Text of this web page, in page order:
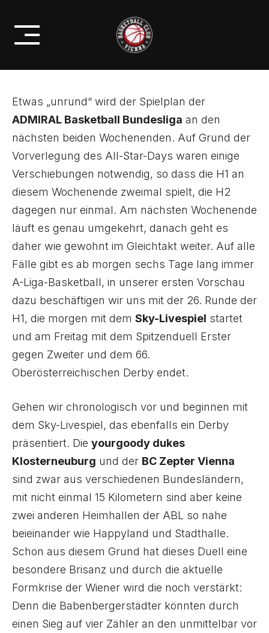
content
@KLOSTERNEUBURG LIVE AUF
SKY
Etwas „unrund“ wird der Spielplan der
ADMIRAL Basketball Bundesliga an den
nächsten beiden Wochenenden. Auf Grund der
Vorverlegung des All-Star-Days waren einige
Verschiebungen notwendig, so dass die H1 an
diesem Wochenende zweimal spielt, die H2
dagegen nur einmal. Am nächsten Wochenende
läuft es genau umgekehrt, danach geht es
daher wie gewohnt im Gleichtakt weiter. Auf alle
Fälle gibt es ab morgen sechs Tage lang immer
A-Liga-Basketball, in unserer ersten Vorschau
dazu beschäftigen wir uns mit der 26. Runde der
H1, die morgen mit dem Sky-Livespiel startet
und am Freitag mit dem Spitzenduell Erster
gegen Zweiter und dem 66.
Oberösterreichischen Derby endet.
Gehen wir chronologisch vor und beginnen mit
dem Sky-Livespiel, das ebenfalls ein Derby
präsentiert. Die yourgoody dukes
Klosterneuburg und der BC Zepter Vienna
sind zwar aus verschiedenen Bundesländern,
mit nicht einmal 15 Kilometern sind aber keine
zwei anderen Heimhallen der ABL so nahe
beieinander wie Happyland und Stadthalle.
Schon aus diesem Grund hat dieses Duell eine
besondere Brisanz und durch die aktuelle
Formkrise der Wiener wird die noch verstärkt:
Denn die Babenbergerstädter könnten durch
einen Sieg auf vier Zähler an den unmittelbar vor